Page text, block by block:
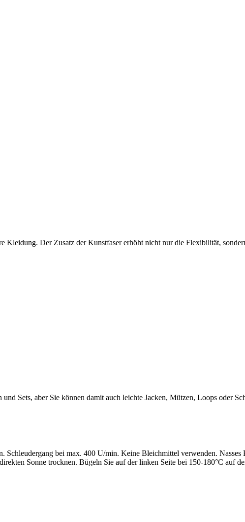
Der Zusatz der Kunstfaser erhöht nicht nur die Flexibilität,
Sets, aber Sie können damit auch leichte Jacken, Mützen, Loops oder
bei max. 400 U/min. Keine Bleichmittel verwenden. Nasses
Sonne trocknen. Bügeln Sie auf der linken Seite bei 150-180°C auf